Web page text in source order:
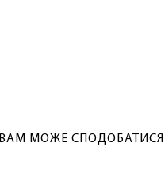
ВАМ МОЖЕ СПОДОБАТИСЯ
ОТРИМАТИ!